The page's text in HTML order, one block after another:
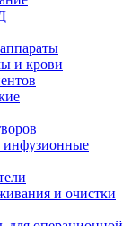
и крови
и очистки